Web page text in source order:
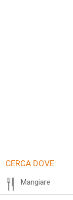
CERCA DOVE:
Mangiare